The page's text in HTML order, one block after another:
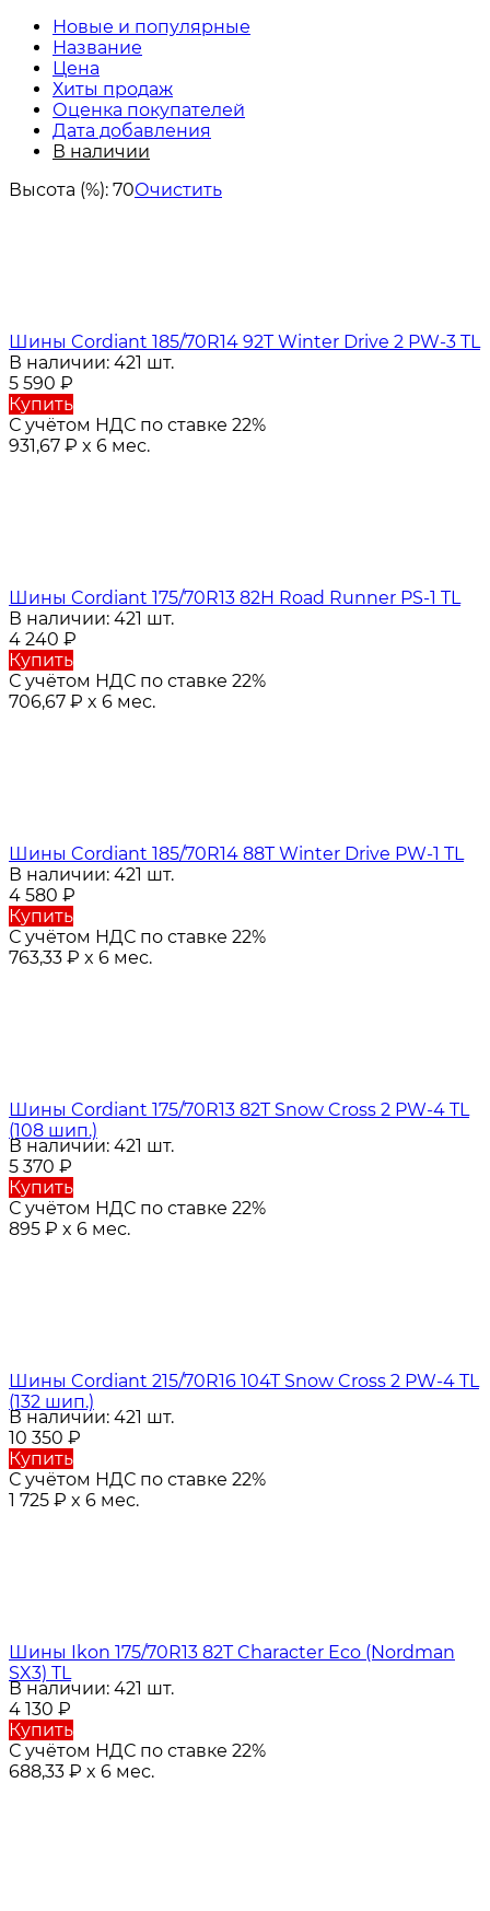
Новые и популярные
Название
Цена
Хиты продаж
Оценка покупателей
Дата добавления
В наличии
Высота (%): 70Очистить
Шины Cordiant 185/70R14 92T Winter Drive 2 PW-3 TL
В наличии: 421 шт.
5 590 ₽
Купить
С учётом НДС по ставке 22%
931,67 ₽ x 6 мес.
Шины Cordiant 175/70R13 82H Road Runner PS-1 TL
В наличии: 421 шт.
4 240 ₽
Купить
С учётом НДС по ставке 22%
706,67 ₽ x 6 мес.
Шины Cordiant 185/70R14 88T Winter Drive PW-1 TL
В наличии: 421 шт.
4 580 ₽
Купить
С учётом НДС по ставке 22%
763,33 ₽ x 6 мес.
Шины Cordiant 175/70R13 82T Snow Cross 2 PW-4 TL
(108 шип.)
В наличии: 421 шт.
5 370 ₽
Купить
С учётом НДС по ставке 22%
895 ₽ x 6 мес.
Шины Cordiant 215/70R16 104T Snow Cross 2 PW-4 TL
(132 шип.)
В наличии: 421 шт.
10 350 ₽
Купить
С учётом НДС по ставке 22%
1 725 ₽ x 6 мес.
Шины Ikon 175/70R13 82T Character Eco (Nordman
SX3) TL
В наличии: 421 шт.
4 130 ₽
Купить
С учётом НДС по ставке 22%
688,33 ₽ x 6 мес.